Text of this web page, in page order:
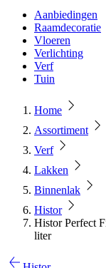
Aanbiedingen
Raamdecoratie
Vloeren
Verlichting
Verf
Tuin
Home
Assortiment
Verf
Lakken
Binnenlak
Histor
Histor Perfect
liter